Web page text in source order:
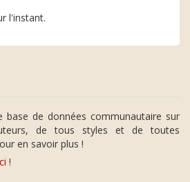
l'instant.
base de données communautaire sur
de tous styles et de toutes
en savoir plus !
!